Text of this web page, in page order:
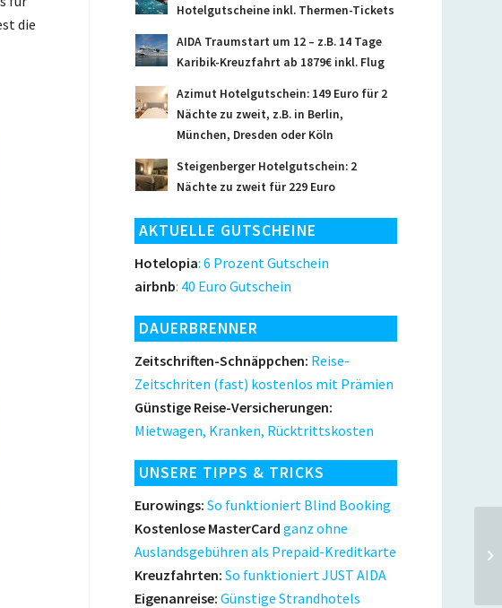
die
Hotelgutscheine inkl. Thermen-Tickets
AIDA Traumstart um 12 – z.B. 14 Tage
Karibik-Kreuzfahrt ab 1879€ inkl. Flug
Azimut Hotelgutschein: 149 Euro für 2
Nächte zu zweit, z.B. in Berlin,
München, Dresden oder Köln
Steigenberger Hotelgutschein: 2
Nächte zu zweit für 229 Euro
AKTUELLE GUTSCHEINE
Hotelopia: 6 Prozent Gutschein
airbnb: 40 Euro Gutschein
DAUERBRENNER
Zeitschriften-Schnäppchen: Reise-
Zeitschriten (fast) kostenlos mit Prämien
Günstige Reise-Versicherungen:
Mietwagen, Kranken, Rücktrittskosten
UNSERE TIPPS & TRICKS
Eurowings: So funktioniert Blind Booking
Kostenlose MasterCard ganz ohne
Auslandsgebühren als Prepaid-Kreditkarte
Kreuzfahrten: So funktioniert JUST AIDA
Eigenanreise: Günstige Strandhotels